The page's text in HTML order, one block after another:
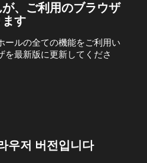
、ご利用のブラウザ
す
ールの全ての機能をご利用い
を最新版に更新してくださ
우저 버전입니다